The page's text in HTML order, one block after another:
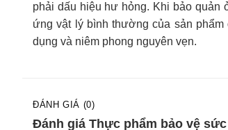
phải dấu hiệu hư hỏng. Khi bảo
ứng vật lý bình thường của sản
dụng và niêm phong nguyên vẹn.
ĐÁNH GIÁ (0)
Đánh giá Thực phẩm bảo vệ